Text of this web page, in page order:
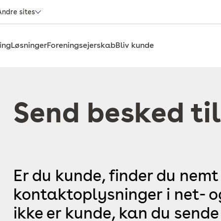
sites
LøsningerForeningsejerskabBliv kunde
Send besked
Er du kunde, finder du
kontaktoplysninger i net-
ikke er kunde, kan du